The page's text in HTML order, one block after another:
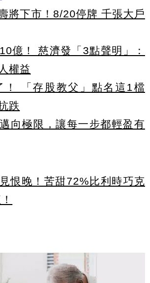
將下市！8/20停牌 千張大戶
億！ 慈濟發「3點聲明」：
權益
！ 「存股教父」點名這1檔
跌
向極限，讓每一步都輕盈有
恨晚！苦甜72%比利時巧克